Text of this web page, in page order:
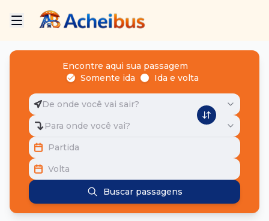
Encontre aqui sua passagem
Somente ida
Ida e volta
De onde você vai sair?
Para onde você vai?
Partida
Volta
Buscar passagens